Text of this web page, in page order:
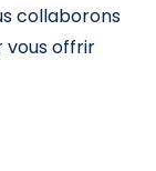
collaborons
vous offrir